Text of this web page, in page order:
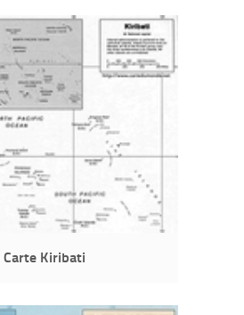
Carte Kiribati